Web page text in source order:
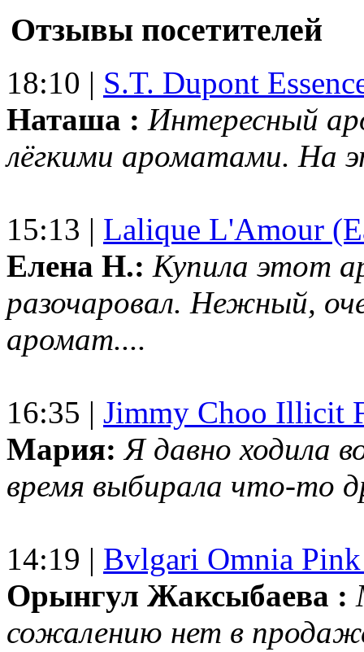
Отзывы посетителей
18:10 | S.T. Dupont
Наташа : Интересный
лёгкими ароматами. На
15:13 | Lalique L'Amour
Елена Н.: Купила этот
разочаровал. Нежный,
аромат....
16:35 | Jimmy Choo Illicit
Мария: Я давно ходила
время выбирала что-то
14:19 | Bvlgari Omnia
Орынгул Жаксыбаева :
сожалению нет в